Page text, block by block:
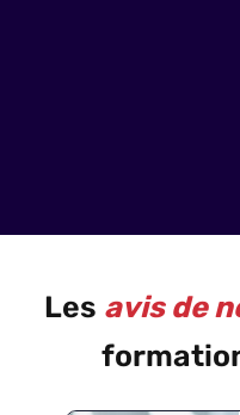
Les avis de